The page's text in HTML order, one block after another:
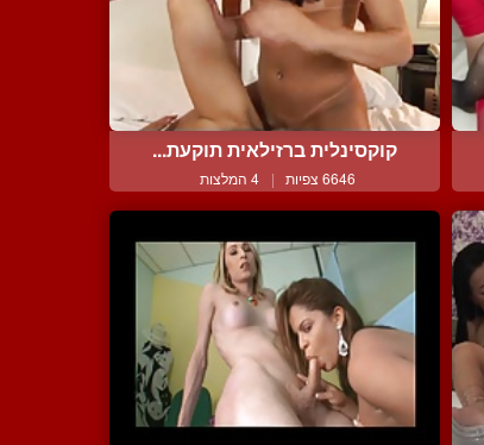
קוקסינלית ברזילאית תוקעת...
6646 צפיות | 4 המלצות